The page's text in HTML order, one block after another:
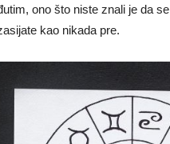
ono što niste znali je da se
kao nikada pre.